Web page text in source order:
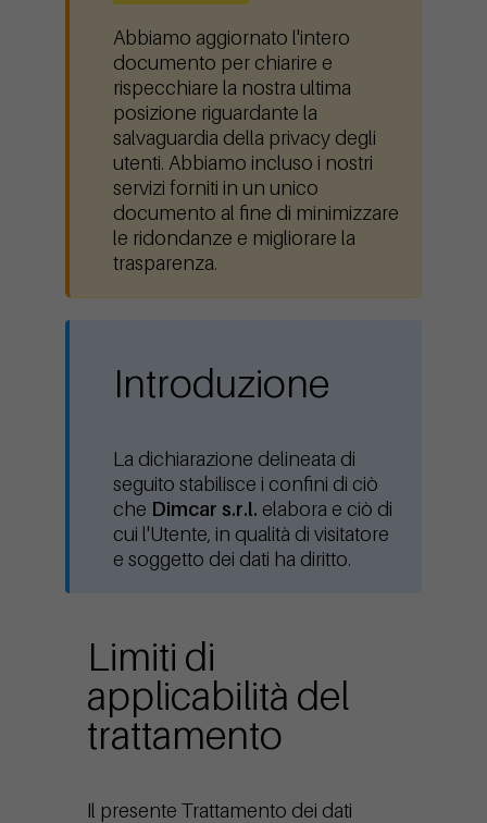
Abbiamo aggiornato l'intero
documento per chiarire e
rispecchiare la nostra ultima
posizione riguardante la
salvaguardia della privacy degli
utenti. Abbiamo incluso i nostri
servizi forniti in un unico
documento al fine di minimizzare
le ridondanze e migliorare la
trasparenza.
Introduzione
La dichiarazione delineata di
seguito stabilisce i confini di ciò
che Dimcar s.r.l. elabora e ciò di
cui l'Utente, in qualità di visitatore
e soggetto dei dati ha diritto.
Limiti di
applicabilità del
trattamento
Il presente Trattamento dei dati